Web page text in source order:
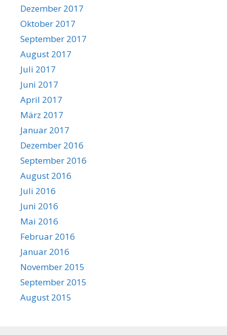
Dezember 2017
Oktober 2017
September 2017
August 2017
Juli 2017
Juni 2017
April 2017
März 2017
Januar 2017
Dezember 2016
September 2016
August 2016
Juli 2016
Juni 2016
Mai 2016
Februar 2016
Januar 2016
November 2015
September 2015
August 2015